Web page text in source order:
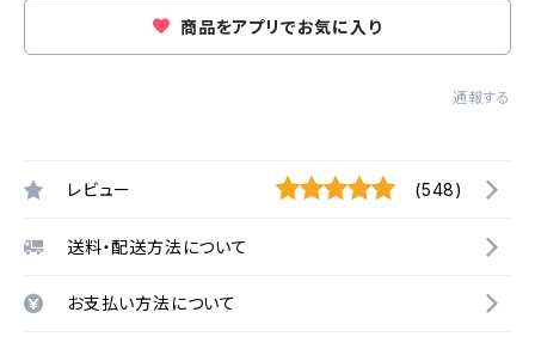
商品をアプリでお気に入り
通報する
レビュー (548)
送料・配送方法について
お支払い方法について